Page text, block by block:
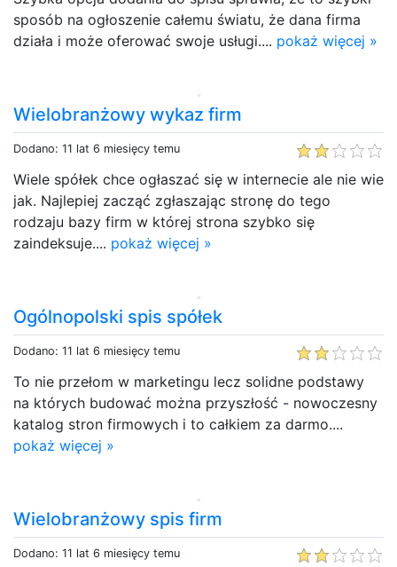
sposób na ogłoszenie całemu światu, że dana firma
działa i może oferować swoje usługi.... pokaż więcej »
Wielobranżowy wykaz firm
Dodano: 11 lat 6 miesięcy temu
Wiele spółek chce ogłaszać się w internecie ale nie wie
jak. Najlepiej zacząć zgłaszając stronę do tego
rodzaju bazy firm w której strona szybko się
zaindeksuje.... pokaż więcej »
Ogólnopolski spis spółek
Dodano: 11 lat 6 miesięcy temu
To nie przełom w marketingu lecz solidne podstawy
na których budować można przyszłość - nowoczesny
katalog stron firmowych i to całkiem za darmo....
pokaż więcej »
Wielobranżowy spis firm
Dodano: 11 lat 6 miesięcy temu